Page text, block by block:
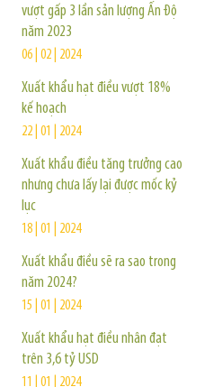
vượt gấp 3 lần sản lượng Ấn Độ
năm 2023
06 | 02 | 2024
Xuất khẩu hạt điều vượt 18%
kế hoạch
22 | 01 | 2024
Xuất khẩu điều tăng trưởng cao
nhưng chưa lấy lại được mốc kỷ
lục
18 | 01 | 2024
Xuất khẩu điều sẽ ra sao trong
năm 2024?
15 | 01 | 2024
Xuất khẩu hạt điều nhân đạt
trên 3,6 tỷ USD
11 | 01 | 2024